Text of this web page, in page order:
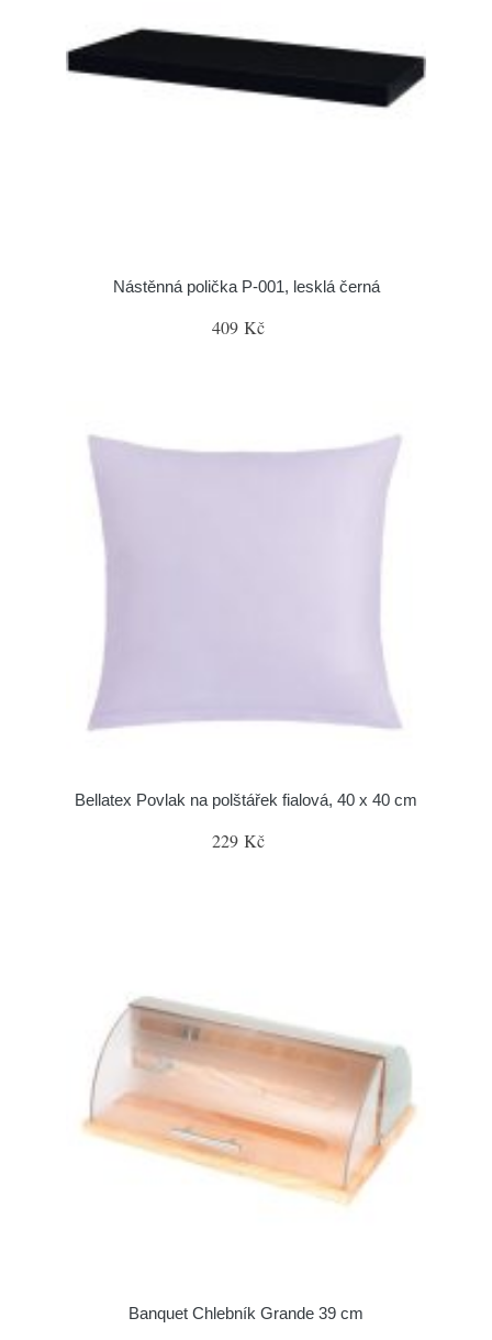
Nástěnná polička P-001, lesklá černá
409 Kč
Bellatex Povlak na polštářek fialová, 40 x 40 cm
229 Kč
Banquet Chlebník Grande 39 cm